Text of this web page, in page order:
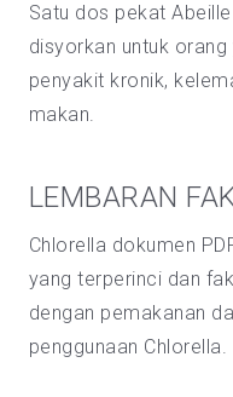
Satu dos pekat
disyorkan untuk
penyakit kronik,
makan.
LEMBARAN
Chlorella dokumen
yang terperinci dan
dengan pemakanan
penggunaan Chlorella.